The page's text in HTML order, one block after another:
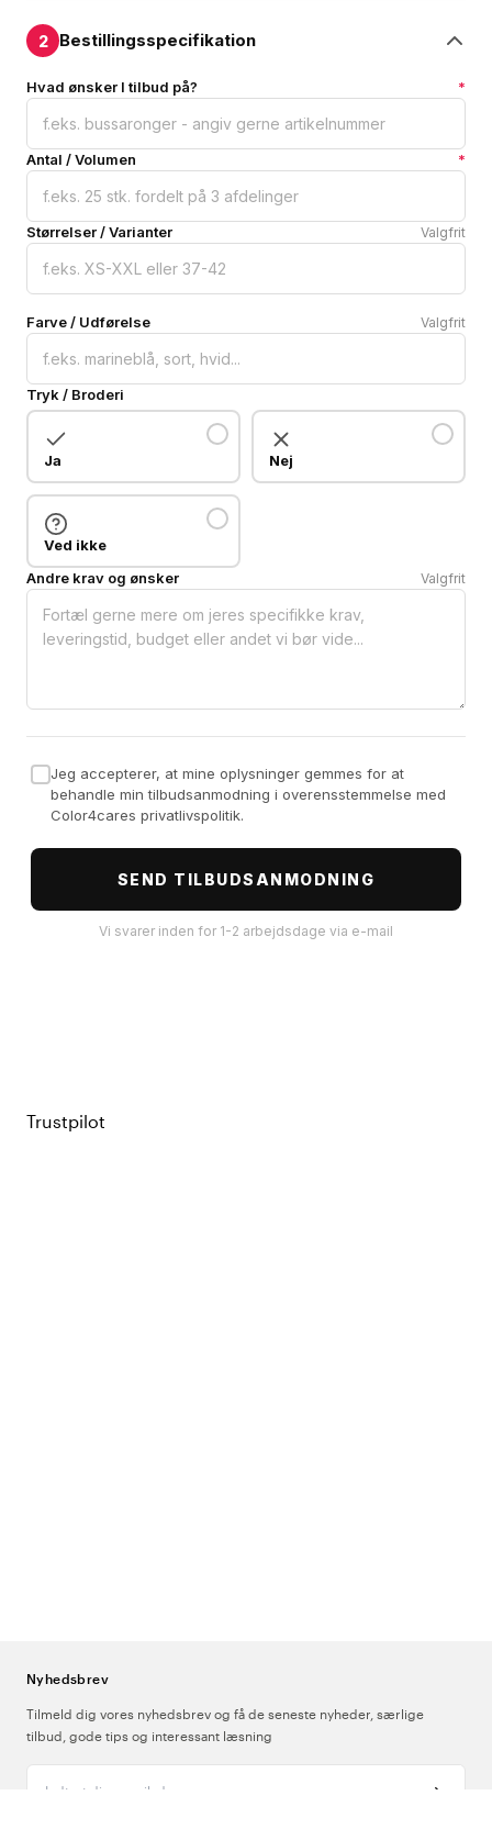
2 Bestillingsspecifikation
Hvad ønsker I tilbud på? *
Antal / Volumen *
Størrelser / Varianter Valgfrit
Farve / Udførelse Valgfrit
Tryk / Broderi
Ja Nej
Ved ikke
Andre krav og ønsker
Valgfrit
Jeg accepterer, at mine oplysninger gemmes for at
behandle min tilbudsanmodning i overensstemmelse med
Color4cares privatlivspolitik.
SEND TILBUDSANMODNING
Vi svarer inden for 1-2 arbejdsdage via e-mail
Trustpilot
Nyhedsbrev
Tilmeld dig vores nyhedsbrev og få de seneste nyheder, særlige
tilbud, gode tips og interessant læsning